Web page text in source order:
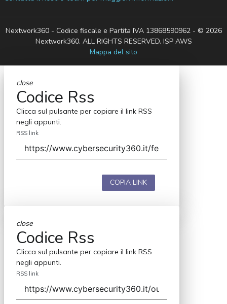
Nextwork360 - Codice fiscale e Partita IVA 13868590962 - © 2026
Nextwork360. ALL RIGHTS RESERVED. ISP AWS
Mappa del sito
close
Codice Rss
Clicca sul pulsante per copiare il link RSS
negli appunti.
RSS link
COPIA LINK
close
Codice Rss
Clicca sul pulsante per copiare il link RSS
negli appunti.
RSS link